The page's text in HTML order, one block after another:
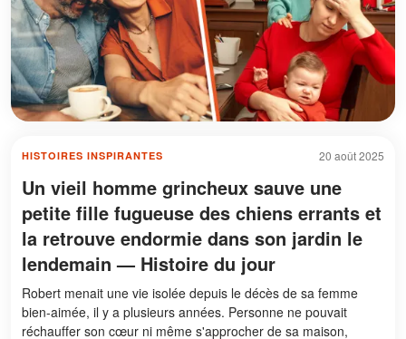
20 août 2025
HISTOIRES INSPIRANTES
Un vieil homme grincheux sauve une
petite fille fugueuse des chiens errants et
la retrouve endormie dans son jardin le
lendemain — Histoire du jour
Robert menait une vie isolée depuis le décès de sa femme
bien-aimée, il y a plusieurs années. Personne ne pouvait
réchauffer son cœur ni même s'approcher de sa maison,